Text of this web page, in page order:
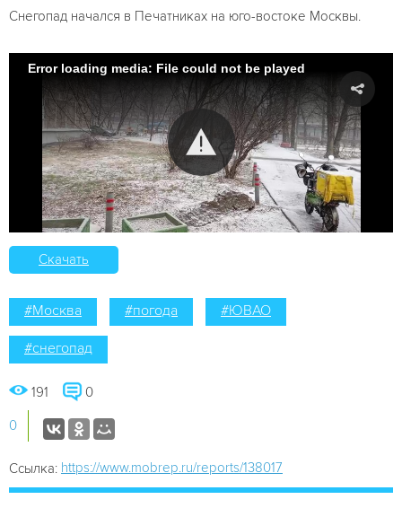
Снегопад начался в Печатниках на юго-востоке Москвы.
Error loading media: File could not be played
Скачать
#Москва #погода #ЮВАО
#снегопад
191 0
0
Ссылка: https://www.mobrep.ru/reports/138017